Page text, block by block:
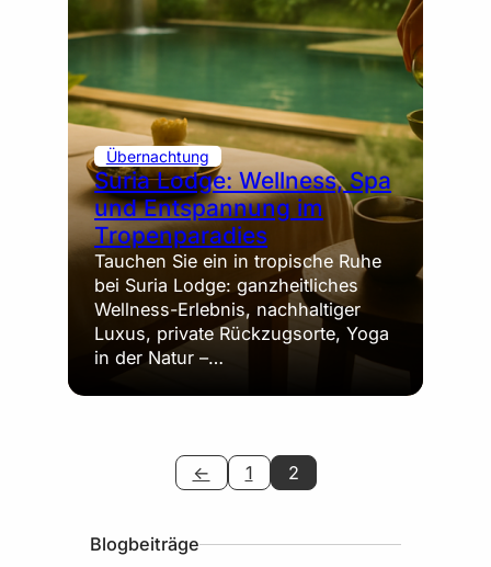
Übernachtung
Suria Lodge: Wellness, Spa
und Entspannung im
Tropenparadies
Tauchen Sie ein in tropische Ruhe
bei Suria Lodge: ganzheitliches
Wellness-Erlebnis, nachhaltiger
Luxus, private Rückzugsorte, Yoga
in der Natur –…
← 1 2
Blogbeiträge